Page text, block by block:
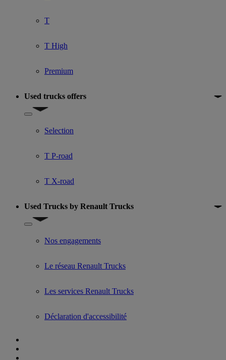
T
T High
Premium
Used trucks offers
Show submenu for Used trucks offers
Selection
T P-road
T X-road
Used Trucks by Renault Trucks
Show submenu for Used Trucks by Renault Trucks
Nos engagements
Le réseau Renault Trucks
Les services Renault Trucks
Déclaration d'accessibilité